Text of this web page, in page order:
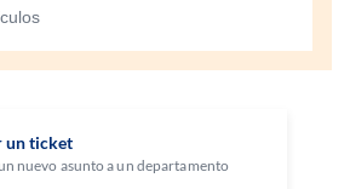
un ticket
nuevo asunto a un departamento